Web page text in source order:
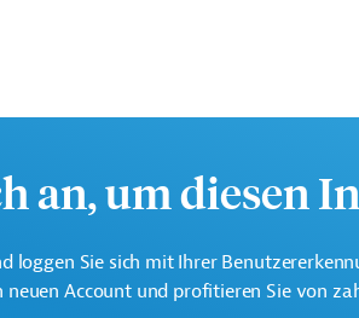
an, um diesen
loggen Sie sich mit Ihrer
neuen Account und profitieren Sie von